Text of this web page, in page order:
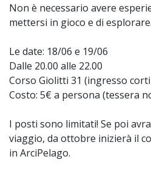
Non è necessario avere
mettersi in gioco e di esplorare.
Le date: 18/06 e 19/06
Dalle 20.00 alle 22.00
Corso Giolitti 31 (ingresso
Costo: 5€ a persona (tessera
I posti sono limitati! Se poi
viaggio, da ottobre inizierà il
in ArciPelago.